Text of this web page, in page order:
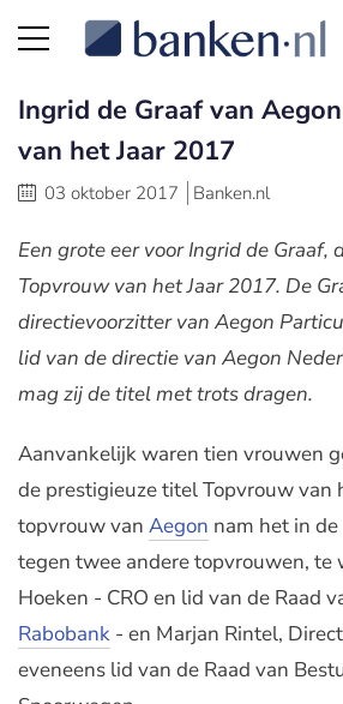
Ingrid de Graaf van
van het Jaar 2017
03 oktober 2017 Banken.nl
Een grote eer voor Ingrid de Graaf,
Topvrouw van het Jaar 2017. De
directievoorzitter van Aegon
lid van de directie van Aegon
mag zij de titel met trots dragen.
Aanvankelijk waren tien vrouwen
de prestigieuze titel Topvrouw van
topvrouw van Aegon nam het in
tegen twee andere topvrouwen, te
Hoeken - CRO en lid van de Raad
Rabobank - en Marjan Rintel,
eveneens lid van de Raad van